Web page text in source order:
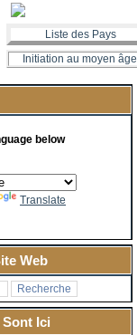
Liste des Pays
Initiation au moyen âge
below
Translate
Web
Ici